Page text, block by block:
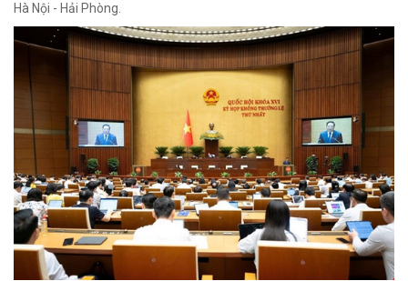
Hà Nội - Hải Phòng.